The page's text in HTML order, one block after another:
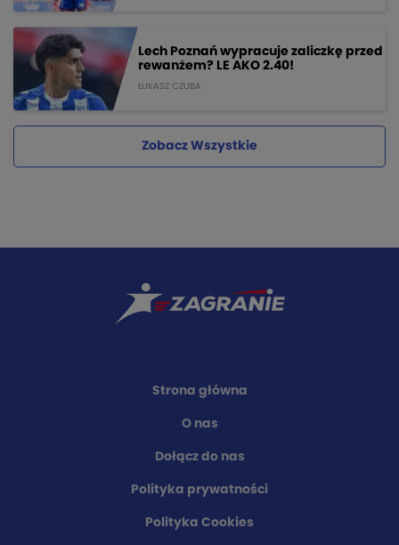
Lech Poznań wypracuje zaliczkę przed
rewanżem? LE AKO 2.40!
ŁUKASZ CZUBA
Zobacz Wszystkie
Strona główna
O nas
Dołącz do nas
Polityka prywatności
Polityka Cookies